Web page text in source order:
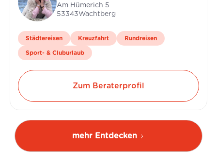
Am Hümerich 5
53343Wachtberg
Städtereisen Kreuzfahrt Rundreisen
Sport- & Cluburlaub
Zum Beraterprofil
mehr Entdecken